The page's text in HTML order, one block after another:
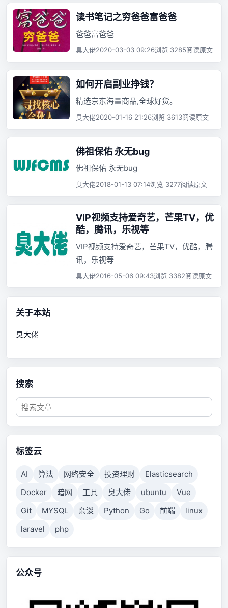
读书笔记之穷爸爸富爸爸
爸爸富爸爸
臭大佬2020-03-03 09:26浏览 3285阅读原文
如何开启副业挣钱？
精选京东海量商品,全球好货。
臭大佬2020-01-16 21:26浏览 3613阅读原文
佛祖保佑 永无bug
佛祖保佑 永无bug
臭大佬2018-01-13 07:14浏览 3277阅读原文
VIP视频支持爱奇艺，芒果TV，优
酷，腾讯，乐视等
VIP视频支持爱奇艺，芒果TV，优酷，腾
讯，乐视等
臭大佬2016-05-06 09:43浏览 3382阅读原文
关于本站
臭大佬
搜索
标签云
AI 算法 网络安全 投资理财
Elasticsearch
Docker
暗网 工具 臭大佬 ubuntu
Vue
Git
MYSQL 杂谈 Python Go 前端
linux
laravel
php
公众号